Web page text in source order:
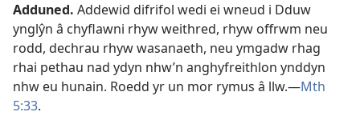
Adduned. Addewid difrifol wedi ei wneud i Dduw
ynglŷn â chyflawni rhyw weithred, rhyw offrwm neu
rodd, dechrau rhyw wasanaeth, neu ymgadw rhag
rhai pethau nad ydyn nhw’n anghyfreithlon ynddyn
nhw eu hunain. Roedd yr un mor rymus â llw.—Mth
5:33.